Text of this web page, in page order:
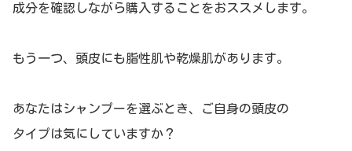
成分を確認しながら購入することをおススメします。
もう一つ、頭皮にも脂性肌や乾燥肌があります。
あなたはシャンプーを選ぶとき、ご自身の頭皮の
タイプは気にしていますか？